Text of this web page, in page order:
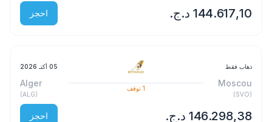
احجز
ذهاب فقط 05 أكتـ 2026
Moscou
(
SVO
)
1 توقف
Alger
(
ALG
)
احجز